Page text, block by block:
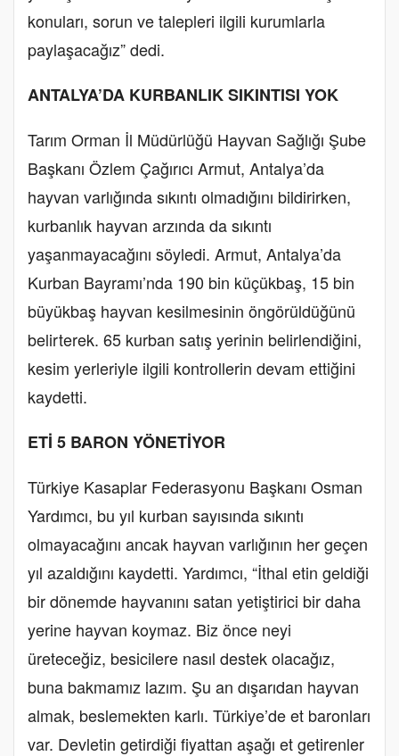
konuları, sorun ve talepleri ilgili kurumlarla
paylaşacağız” dedi.
ANTALYA’DA KURBANLIK SIKINTISI YOK
Tarım Orman İl Müdürlüğü Hayvan Sağlığı Şube
Başkanı Özlem Çağırıcı Armut, Antalya’da
hayvan varlığında sıkıntı olmadığını bildirirken,
kurbanlık hayvan arzında da sıkıntı
yaşanmayacağını söyledi. Armut, Antalya’da
Kurban Bayramı’nda 190 bin küçükbaş, 15 bin
büyükbaş hayvan kesilmesinin öngörüldüğünü
belirterek. 65 kurban satış yerinin belirlendiğini,
kesim yerleriyle ilgili kontrollerin devam ettiğini
kaydetti.
ETİ 5 BARON YÖNETİYOR
Türkiye Kasaplar Federasyonu Başkanı Osman
Yardımcı, bu yıl kurban sayısında sıkıntı
olmayacağını ancak hayvan varlığının her geçen
yıl azaldığını kaydetti. Yardımcı, “İthal etin geldiği
bir dönemde hayvanını satan yetiştirici bir daha
yerine hayvan koymaz. Biz önce neyi
üreteceğiz, besicilere nasıl destek olacağız,
buna bakmamız lazım. Şu an dışarıdan hayvan
almak, beslemekten karlı. Türkiye’de et baronları
var. Devletin getirdiği fiyattan aşağı et getirenler